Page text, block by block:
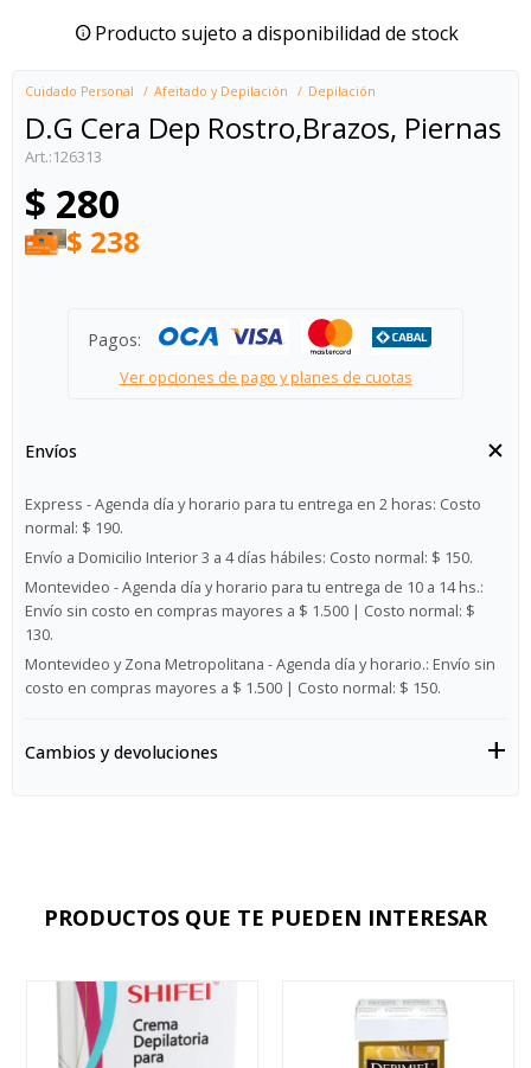
Producto sujeto a disponibilidad de stock
Cuidado Personal Afeitado y Depilación Depilación
D.G Cera Dep Rostro,Brazos, Piernas
126313
$ 280
$ 238
Pagos:
Ver opciones de pago y planes de cuotas
Envíos
Express - Agenda día y horario para tu entrega en 2 horas: Costo
normal: $ 190.
Envío a Domicilio Interior 3 a 4 días hábiles: Costo normal: $ 150.
Montevideo - Agenda día y horario para tu entrega de 10 a 14 hs.:
Envío sin costo en compras mayores a $ 1.500 | Costo normal: $
130.
Montevideo y Zona Metropolitana - Agenda día y horario.: Envío sin
costo en compras mayores a $ 1.500 | Costo normal: $ 150.
Cambios y devoluciones
PRODUCTOS QUE TE PUEDEN INTERESAR